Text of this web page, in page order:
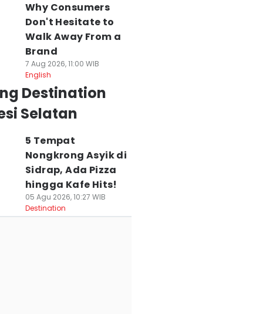
Why Consumers
Don't Hesitate to
Walk Away From a
Brand
7 Aug 2026, 11:00 WIB
English
Destination
Selatan
5 Tempat
Nongkrong Asyik di
Sidrap, Ada Pizza
hingga Kafe Hits!
05 Agu 2026, 10:27 WIB
Destination